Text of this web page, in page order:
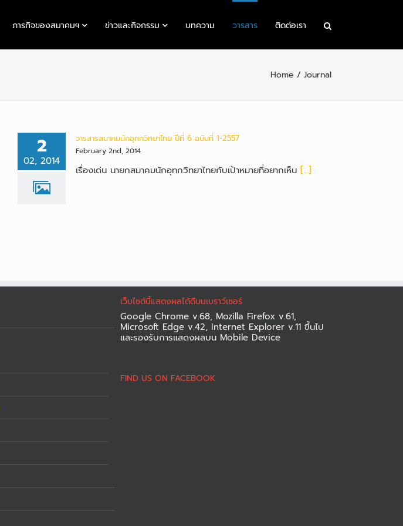
ภารกิจของสมาคมฯ ข่าวและกิจกรรม บทความ วารสาร ติดต่อเรา
Home Journal
2
02, 2014
วารสารสมาคมนักอุทกวิทยาไทย ปีที่ 6 ฉบับที่ 1-2557
February 2nd, 2014
เรื่องเด่น นายกสมาคมนักอุทกวิทยาไทยกับเป้าหมายที่อยากเห็น [...]
เว็บไซต์นี้แสดงผลได้ดีบนเบราว์เซอร์
Google Chrome v.68, Mozilla Firefox v.61,
Microsoft Edge v.42, Internet Explorer v.11 ขึ้นไป
และรองรับการแสดงผลบน Mobile Device
FIND US ON FACEBOOK